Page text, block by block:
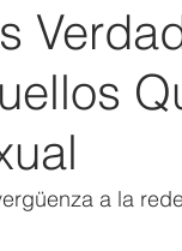
SUICIDIO
a la